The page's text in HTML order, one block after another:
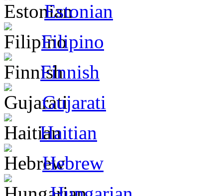
Estonian
Filipino
Finnish
Gujarati
Haitian
Hebrew